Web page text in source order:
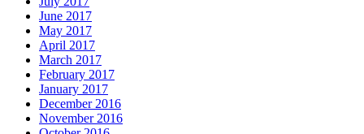
June 2017
May 2017
April 2017
March 2017
February 2017
January 2017
December 2016
November 2016